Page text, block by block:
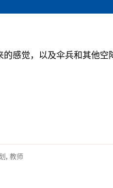
感觉，以及伞兵和其他空
, 教师